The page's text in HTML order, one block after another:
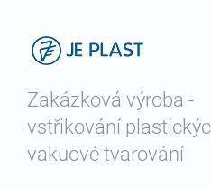
Zakázková výroba -
vstřikování
vakuové tvarování